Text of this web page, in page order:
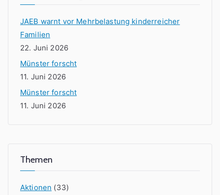
JAEB warnt vor Mehrbelastung kinderreicher
Familien
22. Juni 2026
Münster forscht
11. Juni 2026
Münster forscht
11. Juni 2026
Themen
Aktionen (33)